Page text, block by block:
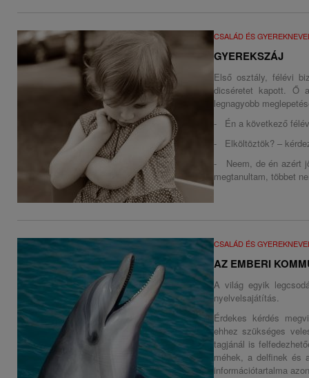
CSALÁD ÉS
GYEREKSZÁJ
Első osztály, félévi
dicséretet kapott. Ő
legnagyobb
- Én a következő
- Elköltöztök? –
- Neem, de én azért
megtanultam, többet
CSALÁD ÉS
AZ EMBERI
A világ egyik
nyelvelsajátítás.
Érdekes kérdés
ehhez szükséges
tagjánál is
méhek, a delfinek és
információtartalma